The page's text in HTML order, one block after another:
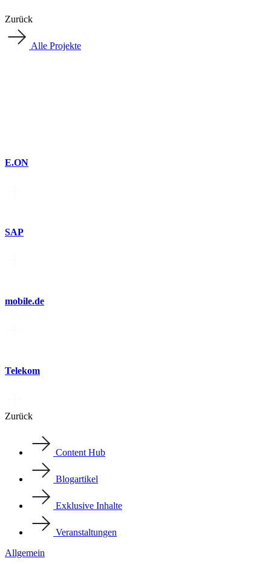
Zurück
Alle Projekte
E.ON
SAP
mobile.de
Telekom
Zurück
Content Hub
Blogartikel
Exklusive Inhalte
Veranstaltungen
Allgemein